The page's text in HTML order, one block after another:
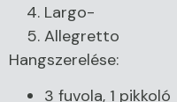
Largo-
Allegretto
Hangszerelése:
3 fuvola, 1 pikkoló